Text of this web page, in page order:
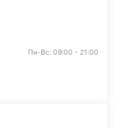
Пн-Вс: 09:00 - 21:00